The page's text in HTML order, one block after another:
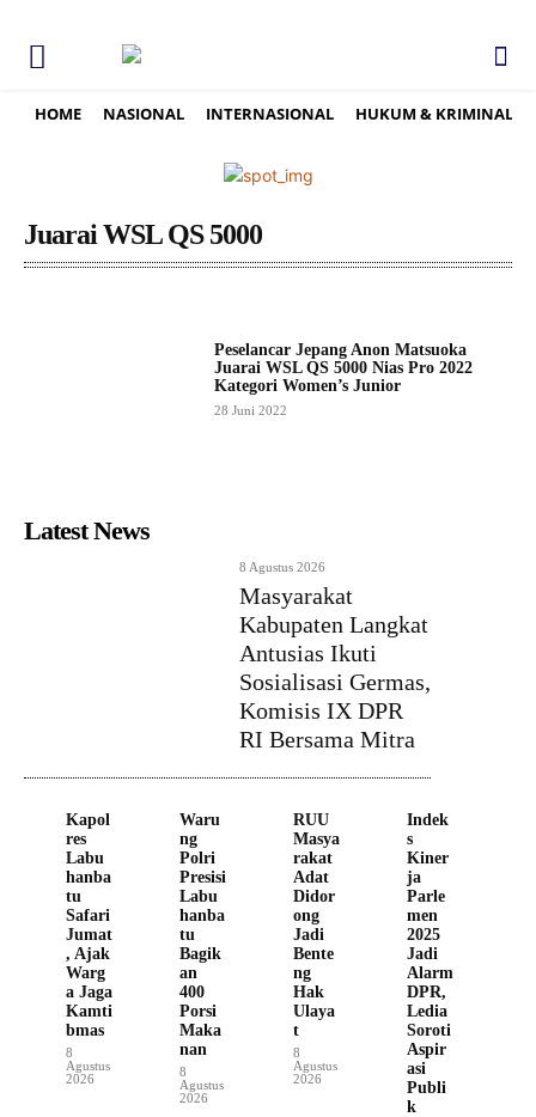
HOME NASIONAL INTERNASIONAL HUKUM & KRIMINAL
Juarai WSL QS 5000
Peselancar Jepang Anon Matsuoka
Juarai WSL QS 5000 Nias Pro 2022
Kategori Women’s Junior
28 Juni 2022
Latest News
8 Agustus 2026
Masyarakat
Kabupaten Langkat
Antusias Ikuti
Sosialisasi Germas,
Komisis IX DPR
RI Bersama Mitra
Kapol
res
Labu
hanba
tu
Safari
Jumat
, Ajak
Warg
a Jaga
Kamti
bmas
8
Agustus
2026
Waru
ng
Polri
Presisi
Labu
hanba
tu
Bagik
an
400
Porsi
Maka
nan
8
Agustus
2026
RUU
Masya
rakat
Adat
Didor
ong
Jadi
Bente
ng
Hak
Ulaya
t
8
Agustus
2026
Indek
s
Kiner
ja
Parle
men
2025
Jadi
Alarm
DPR,
Ledia
Soroti
Aspir
asi
Publi
k